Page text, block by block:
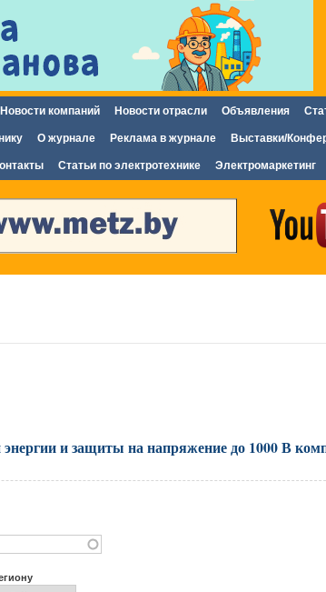
Новости компаний Новости отрасли Объявления
О журнале Реклама в журнале Выставки/
Статьи по электротехнике Электромаркетинг
энергии и защиты на напряжение до 1000 В